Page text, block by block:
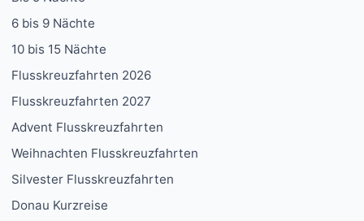
6 bis 9 Nächte
10 bis 15 Nächte
Flusskreuzfahrten 2026
Flusskreuzfahrten 2027
Advent Flusskreuzfahrten
Weihnachten Flusskreuzfahrten
Silvester Flusskreuzfahrten
Donau Kurzreise